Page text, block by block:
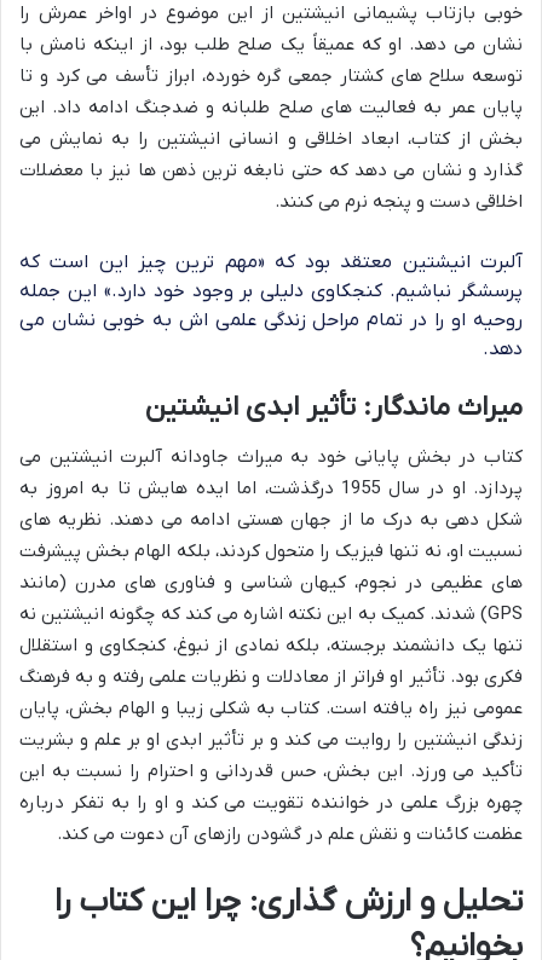
خوبی بازتاب پشیمانی انیشتین از این موضوع در اواخر عمرش را
نشان می دهد. او که عمیقاً یک صلح طلب بود، از اینکه نامش با
توسعه سلاح های کشتار جمعی گره خورده، ابراز تأسف می کرد و تا
پایان عمر به فعالیت های صلح طلبانه و ضدجنگ ادامه داد. این
بخش از کتاب، ابعاد اخلاقی و انسانی انیشتین را به نمایش می
گذارد و نشان می دهد که حتی نابغه ترین ذهن ها نیز با معضلات
اخلاقی دست و پنجه نرم می کنند.
آلبرت انیشتین معتقد بود که «مهم ترین چیز این است که
پرسشگر نباشیم. کنجکاوی دلیلی بر وجود خود دارد.» این جمله
روحیه او را در تمام مراحل زندگی علمی اش به خوبی نشان می
دهد.
میراث ماندگار: تأثیر ابدی انیشتین
کتاب در بخش پایانی خود به میراث جاودانه آلبرت انیشتین می
پردازد. او در سال 1955 درگذشت، اما ایده هایش تا به امروز به
شکل دهی به درک ما از جهان هستی ادامه می دهند. نظریه های
نسبیت او، نه تنها فیزیک را متحول کردند، بلکه الهام بخش پیشرفت
های عظیمی در نجوم، کیهان شناسی و فناوری های مدرن (مانند
GPS) شدند. کمیک به این نکته اشاره می کند که چگونه انیشتین نه
تنها یک دانشمند برجسته، بلکه نمادی از نبوغ، کنجکاوی و استقلال
فکری بود. تأثیر او فراتر از معادلات و نظریات علمی رفته و به فرهنگ
عمومی نیز راه یافته است. کتاب به شکلی زیبا و الهام بخش، پایان
زندگی انیشتین را روایت می کند و بر تأثیر ابدی او بر علم و بشریت
تأکید می ورزد. این بخش، حس قدردانی و احترام را نسبت به این
چهره بزرگ علمی در خواننده تقویت می کند و او را به تفکر درباره
عظمت کائنات و نقش علم در گشودن رازهای آن دعوت می کند.
تحلیل و ارزش گذاری: چرا این کتاب را
بخوانیم؟